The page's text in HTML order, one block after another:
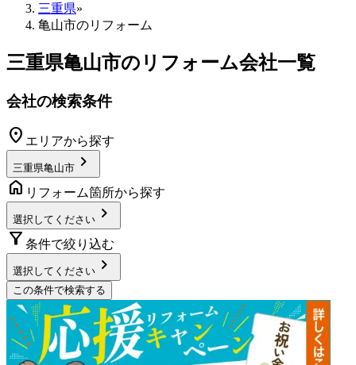
三重県»
亀山市のリフォーム
三重県亀山市のリフォーム会社一覧
会社の検索条件
location_on エリアから探す
三重県亀山市 chevron_right
home リフォーム箇所から探す
選択してください chevron_right
filter_alt 条件で絞り込む
選択してください chevron_right
この条件で検索する